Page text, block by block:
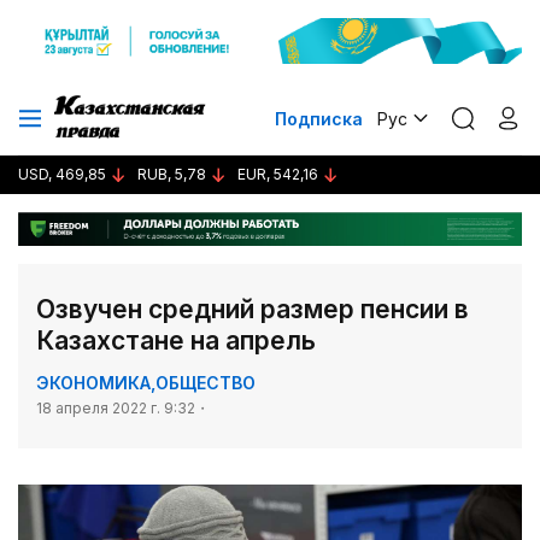
Подписка Рус
USD, 469,85 RUB, 5,78 EUR, 542,16
Озвучен средний размер пенсии в
Казахстане на апрель
ЭКОНОМИКА ОБЩЕСТВО
18 апреля 2022 г. 9:32